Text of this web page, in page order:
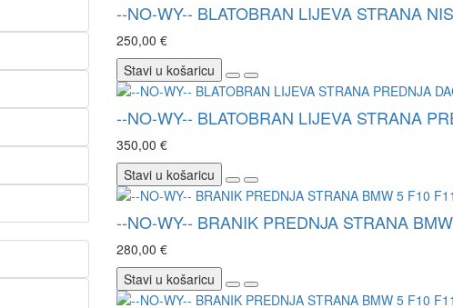
--NO-WY-- BLATOBRAN LIJEVA STRANA
250,00 €
Stavi u košaricu
--NO-WY-- BLATOBRAN LIJEVA STRANA
350,00 €
Stavi u košaricu
--NO-WY-- BRANIK PREDNJA STRANA
280,00 €
Stavi u košaricu